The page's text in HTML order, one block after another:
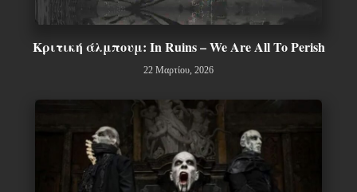
Κριτική άλμπουμ: In Ruins – We Are All To Perish
22 Μαρτίου, 2026